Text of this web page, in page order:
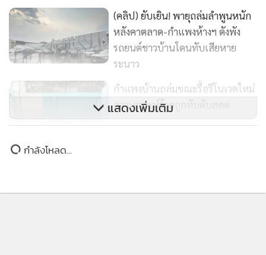
หลังคาตลาด-กำแพงห้างฯ ดังพัง
รถยนต์ชาวบ้านโดนทับเสียหาย
ระนาว
กำแพงบ้านถล่มขณะรื้อรีโนเวตใหม่
สาวเคราะห์ร้ายถูกทับดับสลด
(คลิป)“คลองขลุง”อ่วมหนัก!พายุฤดู
แสดงเพิ่มเติม
กำลังโหลด...